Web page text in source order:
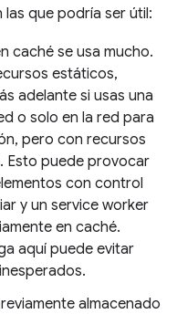
que podría ser útil:
caché se usa mucho.
estáticos,
adelante si usas una
o solo en la red para
pero con recursos
Esto puede provocar
con control
y un service worker
en caché.
aquí puede evitar
almacenado